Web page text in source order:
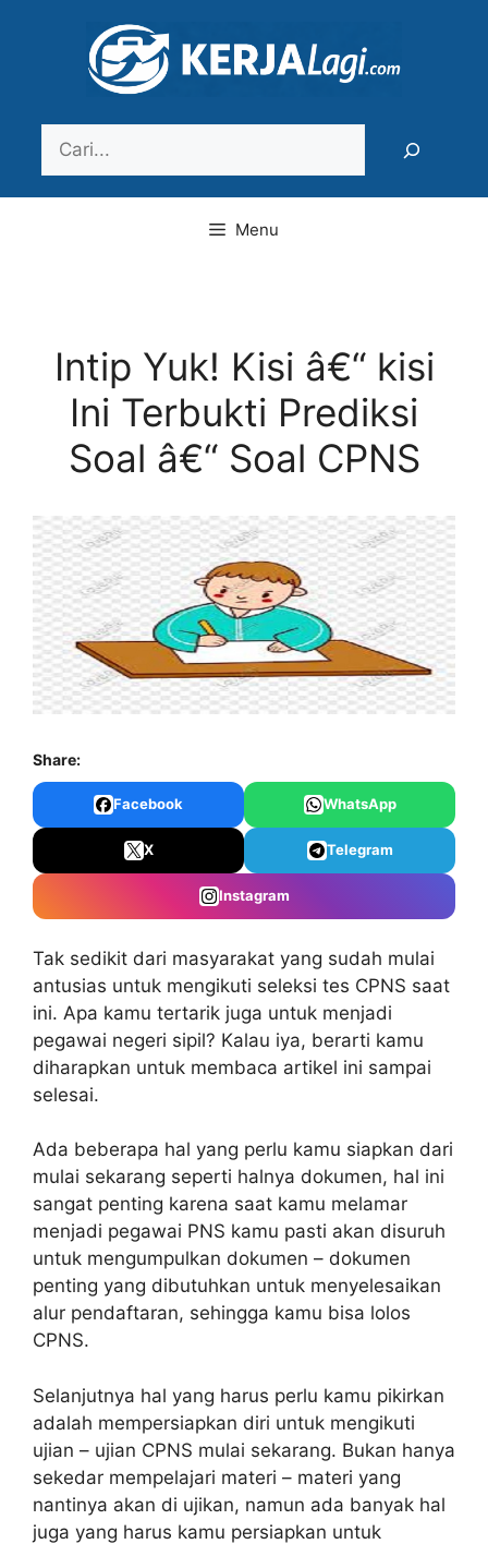
Menu
Intip Yuk! Kisi â€“ kisi
Ini Terbukti Prediksi
Soal â€“ Soal CPNS
Share:
Facebook WhatsApp
X Telegram
Instagram
Tak sedikit dari masyarakat yang sudah mulai
antusias untuk mengikuti seleksi tes CPNS saat
ini. Apa kamu tertarik juga untuk menjadi
pegawai negeri sipil? Kalau iya, berarti kamu
diharapkan untuk membaca artikel ini sampai
selesai.
Ada beberapa hal yang perlu kamu siapkan dari
mulai sekarang seperti halnya dokumen, hal ini
sangat penting karena saat kamu melamar
menjadi pegawai PNS kamu pasti akan disuruh
untuk mengumpulkan dokumen – dokumen
penting yang dibutuhkan untuk menyelesaikan
alur pendaftaran, sehingga kamu bisa lolos
CPNS.
Selanjutnya hal yang harus perlu kamu pikirkan
adalah mempersiapkan diri untuk mengikuti
ujian – ujian CPNS mulai sekarang. Bukan hanya
sekedar mempelajari materi – materi yang
nantinya akan di ujikan, namun ada banyak hal
juga yang harus kamu persiapkan untuk